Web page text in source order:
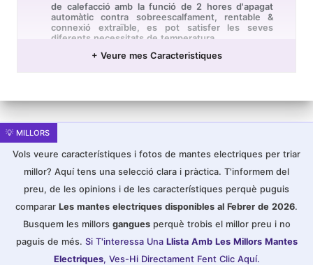
de calefacció amb la funció de 2 hores d'apagat
automàtic contra sobreescalfament, rentable &
connexió extraïble, es pot satisfer les seves
diferents necessitats de temperatura.
☕ [Grandària Adequada] La grandària de la manta
l'abdomen, les cames, alleugen efectivament el
causar que els vasos sanguinis locals es dilatin i
accelerin el flux sanguini, la qual cosa condueix a
capa de boira en la superfície del producte i pot
gaudir de la teràpia de calor humida.
☕ [Material Comfortable] La manta elèctrica està
microplush, que és adequada per a la seva pell. Al
mateix temps, el material no cau fàcilment, per la
qual cosa pot netejar i guardar aquesta manta
elèctrica fàcilment.
+ Veure mes Caracteristiques
Vols veure característiques i fotos de mantes electriques per triar
millor? Aquí tens una selecció clara i pràctica. T'informem del
preu, de les opinions i de les característiques perquè puguis
comparar Les mantes electriques disponibles al Febrer de 2026.
Busquem les millors ganguesperquè trobis el millor preu i no
paguis de més. Si T'interessa Una Llista Amb Les Millors Mantes
Electriques, Ves-Hi Directament Fent Clic Aquí.